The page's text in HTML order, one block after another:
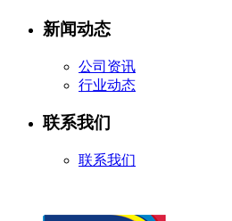
新闻动态
公司资讯
行业动态
联系我们
联系我们